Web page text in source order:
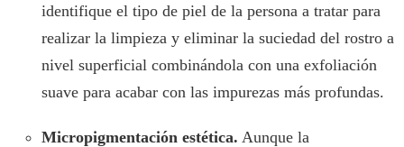
identifique el tipo de piel de la persona a tratar para
realizar la limpieza y eliminar la suciedad del rostro a
nivel superficial combinándola con una exfoliación
suave para acabar con las impurezas más profundas.
Micropigmentación estética. Aunque la